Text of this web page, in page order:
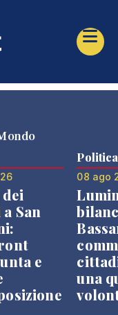
San
e
Politica
08 ago
una